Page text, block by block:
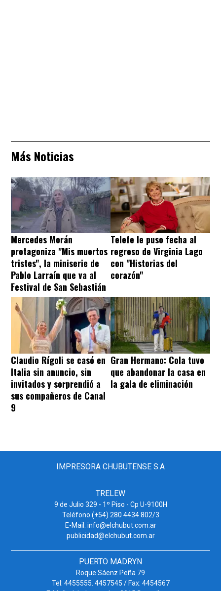
Más Noticias
Mercedes Morán
protagoniza "Mis muertos
tristes", la miniserie de
Pablo Larraín que va al
Festival de San Sebastián
Telefe le puso fecha al
regreso de Virginia Lago
con "Historias del
corazón"
Claudio Rígoli se casó en
Italia sin anuncio, sin
invitados y sorprendió a
sus compañeros de Canal
9
Gran Hermano: Cola tuvo
que abandonar la casa en
la gala de eliminación
IMPRESORA CHUBUTENSE S.A
TRELEW
9 de Julio 329 - 1º Piso - Cp U-9100H
Teléfono (+54) 280 4434 802/3
E-Mail: info@elchubut.com.ar
publicidad@elchubut.com.ar
PUERTO MADRYN
Roque Sáenz Peña 79
Tel: 4455555. 4457545 / Fax: 4454567